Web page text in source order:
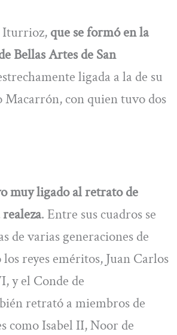
Iturrioz, que se formó en la
Bellas Artes de San
ligada a la de su
con quien tuvo dos
muy ligado al retrato de
. Entre sus cuadros se
de varias generaciones de
reyes eméritos, Juan Carlos
y el Conde de
retrató a miembros de
como Isabel II, Noor de